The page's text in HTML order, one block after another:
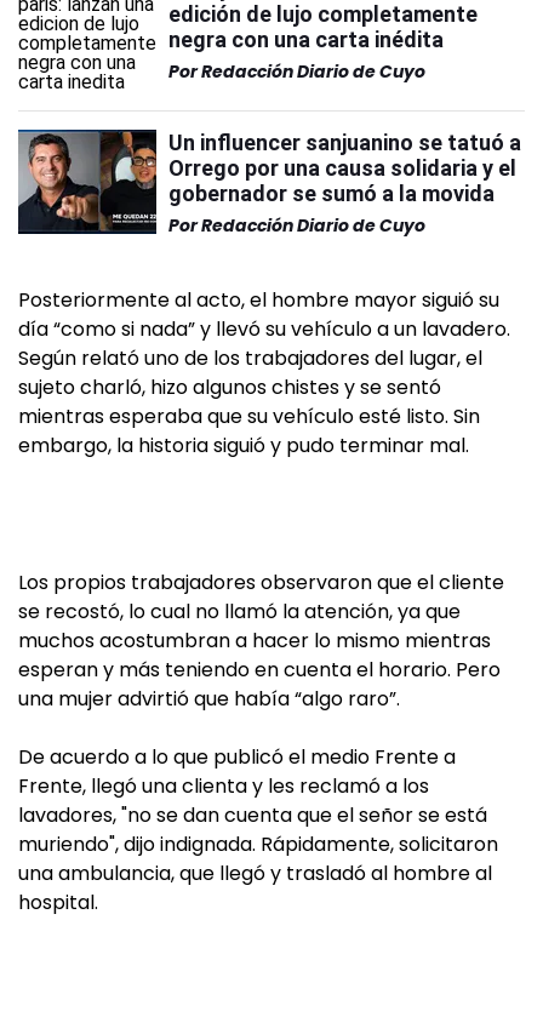
edición de lujo completamente
negra con una carta inédita
PorRedacción Diario de Cuyo
Un influencer sanjuanino se tatuó a
Orrego por una causa solidaria y el
gobernador se sumó a la movida
PorRedacción Diario de Cuyo
Posteriormente al acto, el hombre mayor siguió su
día “como si nada” y llevó su vehículo a un lavadero.
Según relató uno de los trabajadores del lugar, el
sujeto charló, hizo algunos chistes y se sentó
mientras esperaba que su vehículo esté listo. Sin
embargo, la historia siguió y pudo terminar mal.
Los propios trabajadores observaron que el cliente
se recostó, lo cual no llamó la atención, ya que
muchos acostumbran a hacer lo mismo mientras
esperan y más teniendo en cuenta el horario. Pero
una mujer advirtió que había “algo raro”.
De acuerdo a lo que publicó el medio Frente a
Frente, llegó una clienta y les reclamó a los
lavadores, "no se dan cuenta que el señor se está
muriendo", dijo indignada. Rápidamente, solicitaron
una ambulancia, que llegó y trasladó al hombre al
hospital.